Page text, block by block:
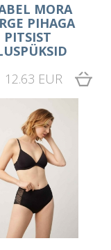
MORA
PIHAGA
PITSIST
12.63 EUR